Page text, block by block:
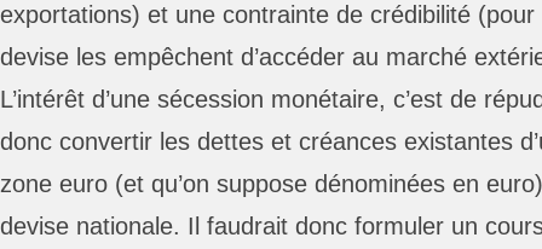
exportations) et une contrainte de crédibilité
devise les empêchent d’accéder au marché
L’intérêt d’une sécession monétaire, c’est de
donc convertir les dettes et créances existantes
zone euro (et qu’on suppose dénominées en
devise nationale. Il faudrait donc formuler un